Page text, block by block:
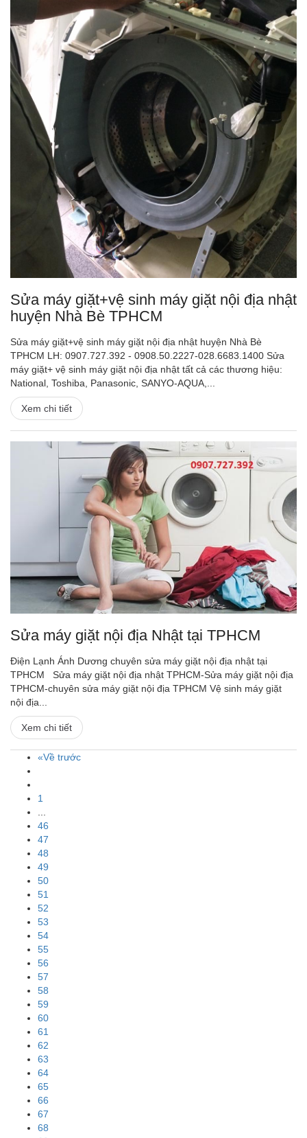
Sửa máy giặt+vệ sinh máy giặt nội địa nhật
huyện Nhà Bè TPHCM
Sửa máy giặt+vệ sinh máy giặt nội địa nhật huyện Nhà Bè
TPHCM LH: 0907.727.392 - 0908.50.2227-028.6683.1400 Sửa
máy giặt+ vệ sinh máy giặt nội địa nhật tất cả các thương hiệu:
National, Toshiba, Panasonic, SANYO-AQUA,...
Xem chi tiết
Sửa máy giặt nội địa Nhật tại TPHCM
Điện Lạnh Ánh Dương chuyên sửa máy giặt nội địa nhật tại
TPHCM Sửa máy giặt nội địa nhật TPHCM-Sửa máy giặt nội địa
TPHCM-chuyên sửa máy giặt nội địa TPHCM Vệ sinh máy giặt
nội địa...
Xem chi tiết
«Về trước
1
46
47
48
49
50
51
52
53
54
55
56
57
58
59
60
61
62
63
64
65
66
67
68